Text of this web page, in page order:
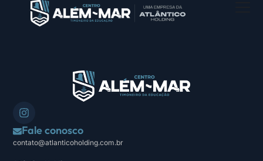
Fale conosco
contato@atlanticoholding.com.br